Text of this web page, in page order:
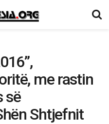
me rastin
së
Shtjefnit